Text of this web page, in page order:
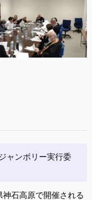
ャンボリー実行委
石高原で開催される